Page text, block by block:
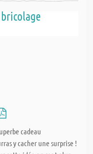
cadeau
y cacher une surprise !